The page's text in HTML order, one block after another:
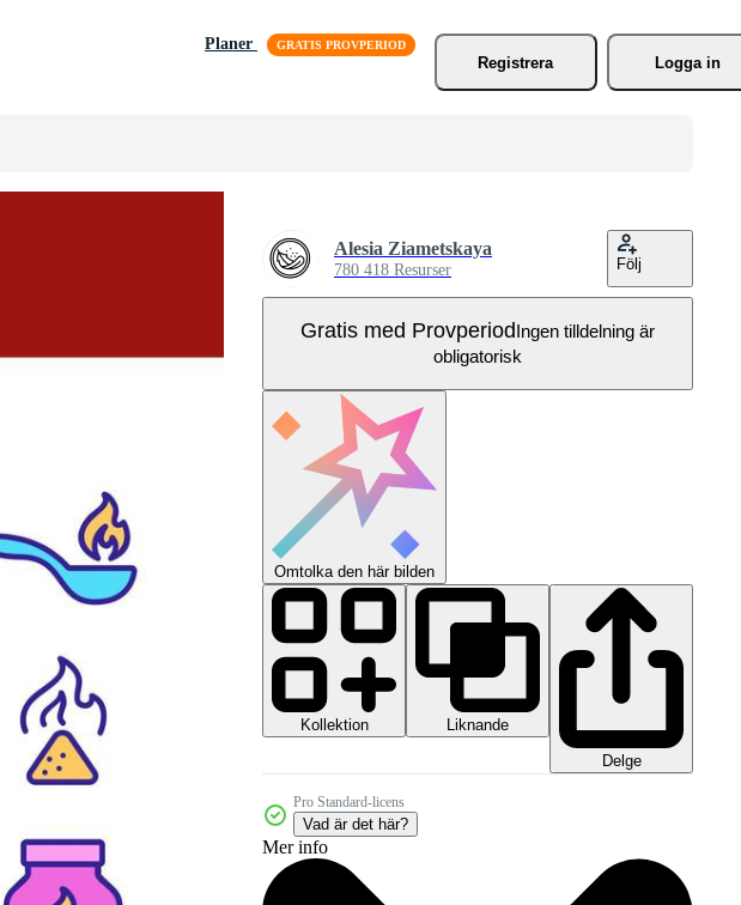
Planer
Registrera
Logga in
Alesia Ziametskaya
780 418 Resurser Följ
Gratis med ProvperiodIngen tilldelning är
obligatorisk
Omtolka den här bilden
Kollektion
Liknande
Delge
Pro Standard-licens
Vad är det här?
Mer info